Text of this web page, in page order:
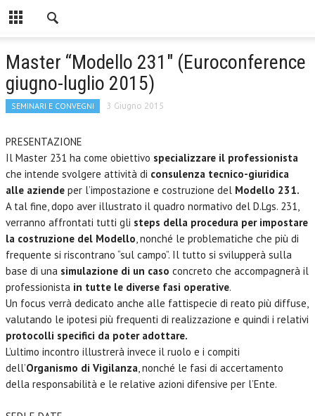
Master “Modello 231″ (Euroconference
giugno-luglio 2015)
SEMINARI E CONVEGNI 3 Giugno 2015
PRESENTAZIONE
Il Master 231 ha come obiettivo specializzare il professionista
che intende svolgere attività di consulenza tecnico-giuridica
alle aziende per l’impostazione e costruzione del Modello 231.
A tal fine, dopo aver illustrato il quadro normativo del D.Lgs. 231,
verranno affrontati tutti gli steps della procedura per impostare
la costruzione del Modello, nonché le problematiche che più di
frequente si riscontrano “sul campo”. Il tutto si svilupperà sulla
base di una simulazione di un caso concreto che accompagnerà il
professionista in tutte le diverse fasi operative.
Un focus verrà dedicato anche alle fattispecie di reato più diffuse,
valutando le ipotesi più frequenti di realizzazione e quindi i relativi
protocolli specifici da poter adottare.
L’ultimo incontro illustrerà invece il ruolo e i compiti
dell’Organismo di Vigilanza, nonché le fasi di accertamento
della responsabilità e le relative azioni difensive per l’Ente.